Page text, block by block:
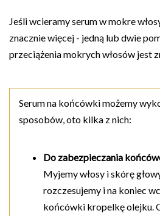
Jeśli wcieramy serum w mokre
znacznie więcej - jedną lub dwie
przeciążenia mokrych włosów jest
Serum na końcówki możemy
sposobów, oto kilka z nich:
Do zabezpieczania
Myjemy włosy i skórę
rozczesujemy i na koniec
końcówki kropelkę olejku.